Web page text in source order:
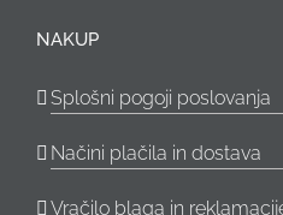
NAKUP
Splošni pogoji poslovanja
Načini plačila in dostava
Vračilo blaga in